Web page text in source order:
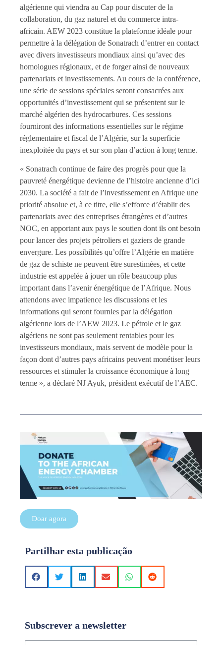
algérienne qui viendra au Cap pour discuter de la
collaboration, du gaz naturel et du commerce intra-
africain. AEW 2023 constitue la plateforme idéale pour
permettre à la délégation de Sonatrach d’entrer en contact
avec divers investisseurs mondiaux ainsi qu’avec des
homologues régionaux, et de forger ainsi de nouveaux
partenariats et investissements. Au cours de la conférence,
une série de sessions spéciales seront consacrées aux
opportunités d’investissement qui se présentent sur le
marché algérien des hydrocarbures. Ces sessions
fourniront des informations essentielles sur le régime
réglementaire et fiscal de l’Algérie, sur la superficie
inexploitée du pays et sur son plan d’action à long terme.
« Sonatrach continue de faire des progrès pour que la
pauvreté énergétique devienne de l’histoire ancienne d’ici
2030. La société a fait de l’investissement en Afrique une
priorité absolue et, à ce titre, elle s’efforce d’établir des
partenariats avec des entreprises étrangères et d’autres
NOC, en apportant aux pays le soutien dont ils ont besoin
pour lancer des projets pétroliers et gaziers de grande
envergure. Les possibilités qu’offre l’Algérie en matière
de gaz de schiste ne peuvent être surestimées, et cette
industrie est appelée à jouer un rôle beaucoup plus
important dans l’avenir énergétique de l’Afrique. Nous
attendons avec impatience les discussions et les
informations qui seront fournies par la délégation
algérienne lors de l’AEW 2023. Le pétrole et le gaz
algériens ne sont pas seulement rentables pour les
investisseurs mondiaux, mais servent de modèle pour la
façon dont d’autres pays africains peuvent monétiser leurs
ressources et stimuler la croissance économique à long
terme », a déclaré NJ Ayuk, président exécutif de l’AEC.
Doar agora
Partilhar esta publicação
Subscrever a newsletter